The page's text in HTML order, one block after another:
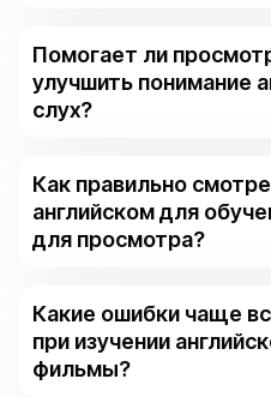
Помогает ли
улучшить понимание
слух?
Как правильно
английском для
для просмотра?
Какие ошибки чаще
при изучении
фильмы?